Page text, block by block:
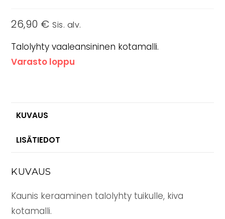
26,90 € Sis. alv.
Talolyhty vaaleansininen kotamalli.
Varasto loppu
KUVAUS
LISÄTIEDOT
KUVAUS
Kaunis keraaminen talolyhty tuikulle, kiva
kotamalli.